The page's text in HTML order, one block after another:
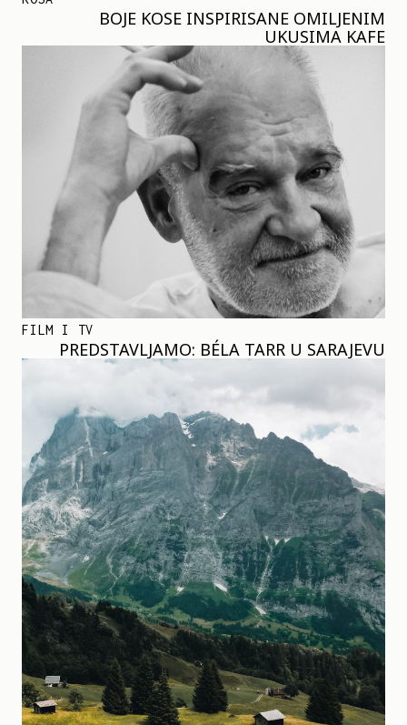
BOJE KOSE INSPIRISANE OMILJENIM
UKUSIMA KAFE
FILM I TV
PREDSTAVLJAMO: BÉLA TARR U SARAJEVU